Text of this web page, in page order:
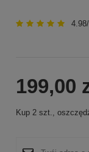
199,00
Kup 2 szt.,